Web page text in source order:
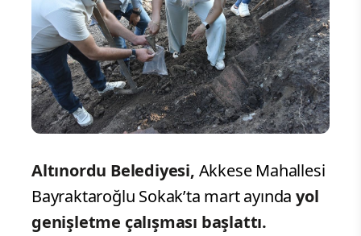
Altınordu Belediyesi, Akkese Mahallesi
Bayraktaroğlu Sokak’ta mart ayında yol
genişletme çalışması başlattı.